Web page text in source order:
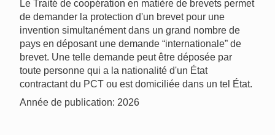
Le Traité de coopération en matière de brevets permet
de demander la protection d'un brevet pour une
invention simultanément dans un grand nombre de
pays en déposant une demande “internationale” de
brevet. Une telle demande peut être déposée par
toute personne qui a la nationalité d'un État
contractant du PCT ou est domiciliée dans un tel État.
Année de publication: 2026